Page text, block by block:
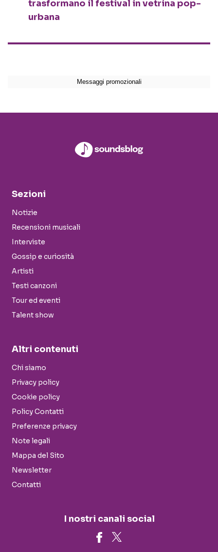
trasformano il festival in vetrina pop-
urbana
Sezioni
Notizie
Recensioni musicali
Interviste
Gossip e curiosità
Artisti
Testi canzoni
Tour ed eventi
Talent show
Altri contenuti
Chi siamo
Privacy policy
Cookie policy
Policy Contatti
Preferenze privacy
Note legali
Mappa del Sito
Newsletter
Contatti
I nostri canali social